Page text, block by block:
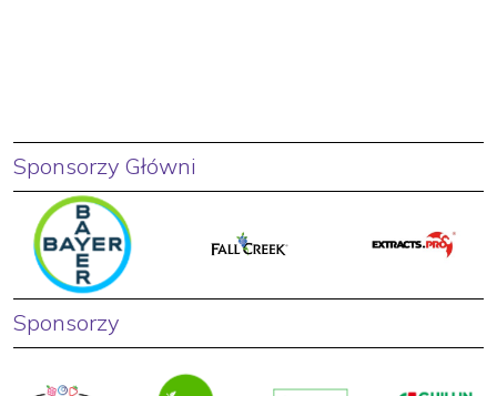
Sponsorzy Główni
Sponsorzy